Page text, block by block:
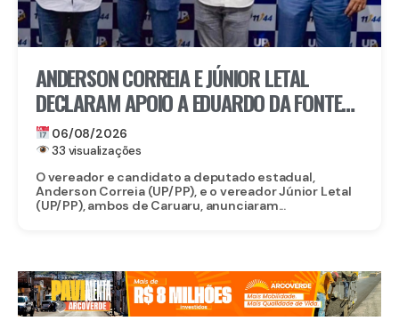
ANDERSON CORREIA E JÚNIOR LETAL
DECLARAM APOIO A EDUARDO DA FONTE
PARA O SENADO E LULA DA FONTE PARA
DEPUTADO FEDERAL
06/08/2026
33 visualizações
O vereador e candidato a deputado estadual,
Anderson Correia (UP/PP), e o vereador Júnior Letal
(UP/PP), ambos de Caruaru, anunciaram...